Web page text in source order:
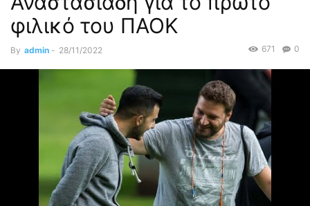
φιλικό του ΠΑΟΚ
By admin - 28/11/2022 0
671